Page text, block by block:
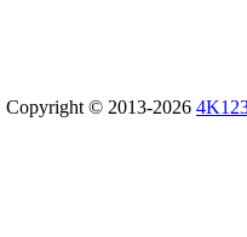
Copyright © 2013-2026